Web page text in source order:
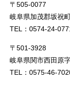
〒505-0077
岐阜県加茂郡坂祝
TEL：0574-24-
〒501-3928
岐阜県関市西田原
TEL：0575-46-